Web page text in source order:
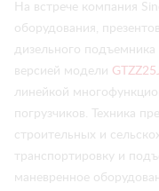
На встрече компания
оборудования,
дизельного подъемника
версией модели
линейкой
погрузчиков. Техника
строительных и
транспортировку и
маневренное